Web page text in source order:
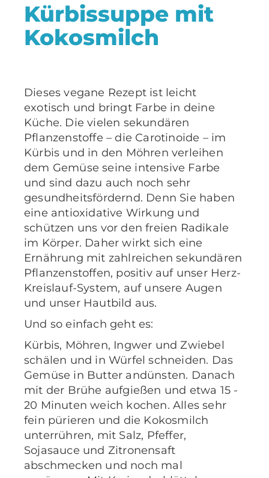
Kürbissuppe mit
Kokosmilch
Dieses vegane Rezept ist leicht
exotisch und bringt Farbe in deine
Küche. Die vielen sekundären
Pflanzenstoffe – die Carotinoide – im
Kürbis und in den Möhren verleihen
dem Gemüse seine intensive Farbe
und sind dazu auch noch sehr
gesundheitsfördernd. Denn Sie haben
eine antioxidative Wirkung und
schützen uns vor den freien Radikale
im Körper. Daher wirkt sich eine
Ernährung mit zahlreichen sekundären
Pflanzenstoffen, positiv auf unser Herz-
Kreislauf-System, auf unsere Augen
und unser Hautbild aus.
Und so einfach geht es:
Kürbis, Möhren, Ingwer und Zwiebel
schälen und in Würfel schneiden. Das
Gemüse in Butter andünsten. Danach
mit der Brühe aufgießen und etwa 15 -
20 Minuten weich kochen. Alles sehr
fein pürieren und die Kokosmilch
unterrühren, mit Salz, Pfeffer,
Sojasauce und Zitronensaft
abschmecken und noch mal